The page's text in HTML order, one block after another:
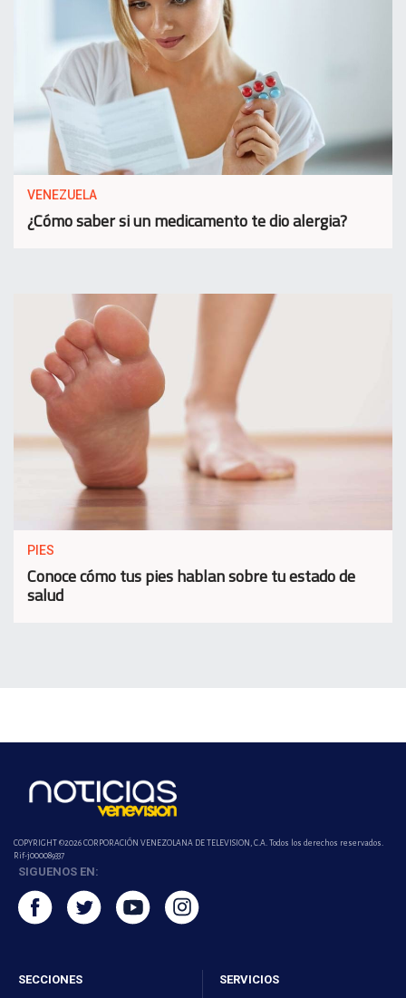
VENEZUELA
¿Cómo saber si un medicamento te dio alergia?
PIES
Conoce cómo tus pies hablan sobre tu estado de
salud
COPYRIGHT ©2026 CORPORACIÓN VENEZOLANA DE TELEVISION, C.A. Todos los derechos reservados.
Rif-j000089337
SIGUENOS EN:
SECCIONES SERVICIOS